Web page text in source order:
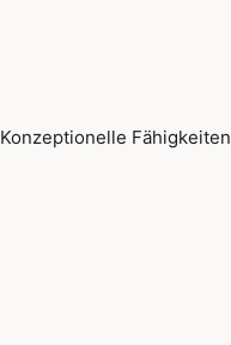
Konzeptionelle Fähigkeiten